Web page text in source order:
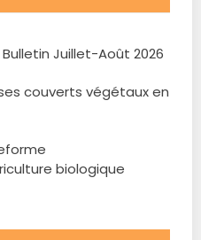
Juillet-Août 2026
biologique